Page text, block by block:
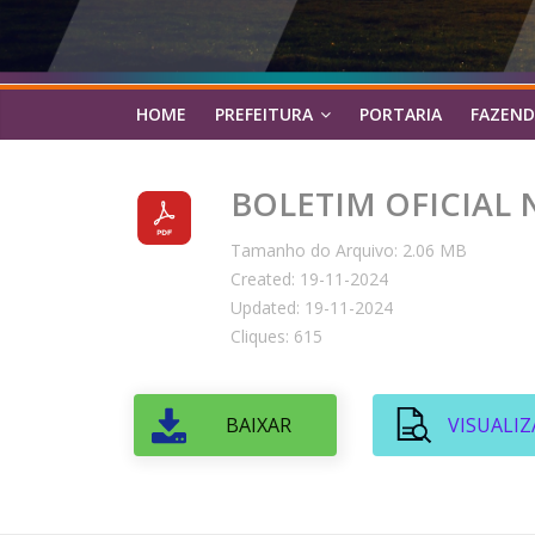
HOME PREFEITURA PORTARIA
BOLETIM OFICIAL
Tamanho do Arquivo: 2.06 MB
Created: 19-11-2024
Updated: 19-11-2024
Cliques: 615
BAIXAR